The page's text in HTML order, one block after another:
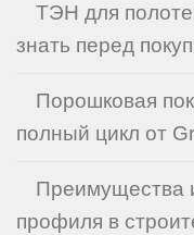
ТЭН для
знать перед
Порошковая
полный цикл от
Преимущества
профиля в